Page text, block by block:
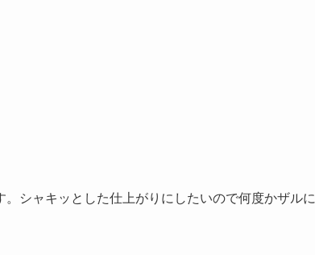
シャキッとした仕上がりにしたいので何度かザルに